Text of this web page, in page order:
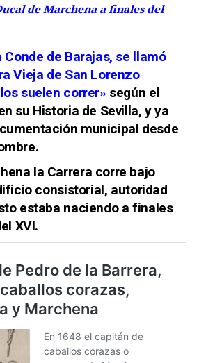
de Marchena a finales del
de Barajas, se llamó
Vieja de San Lorenzo
suelen correr» según el
su Historia de Sevilla, y ya
municipal desde
la Carrera corre bajo
consistorial, autoridad
estaba naciendo a finales
XVI.